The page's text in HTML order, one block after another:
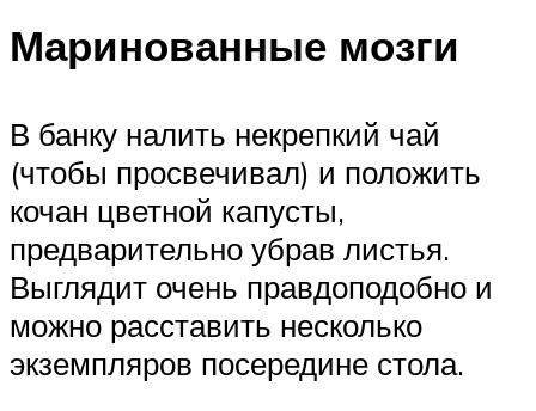
Маринованные мозги
В банку налить некрепкий чай
(чтобы просвечивал) и положить
кочан цветной капусты,
предварительно убрав листья.
Выглядит очень правдоподобно и
можно расставить несколько
экземпляров посередине стола.